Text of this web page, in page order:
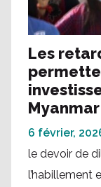
Les
Myanmar
6 février,
le devoir de
l’habillement